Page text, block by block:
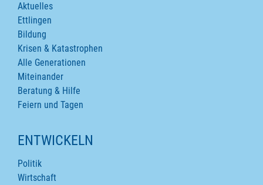
Aktuelles
Ettlingen
Bildung
Krisen & Katastrophen
Alle Generationen
Miteinander
Beratung & Hilfe
Feiern und Tagen
ENTWICKELN
Politik
Wirtschaft